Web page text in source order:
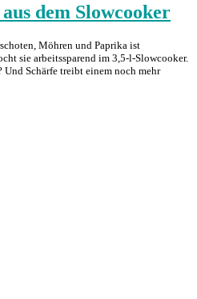
dem Slowcooker
Möhren und Paprika ist
sie arbeitssparend im 3,5-l-Slowcooker.
Schärfe treibt einem noch mehr